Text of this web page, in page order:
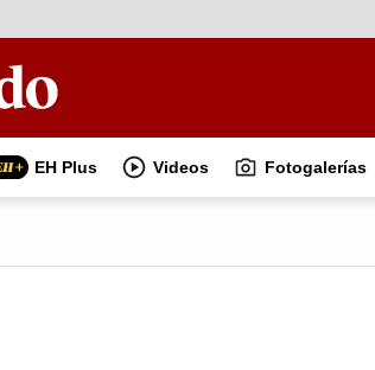
EH Plus Videos Fotogalerías